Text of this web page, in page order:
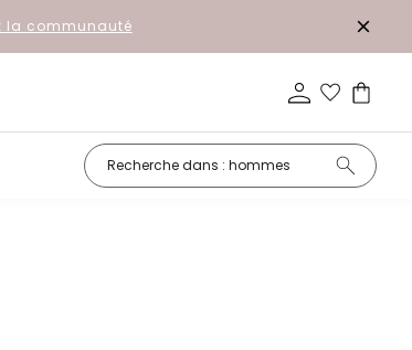
la communauté
Petits prix